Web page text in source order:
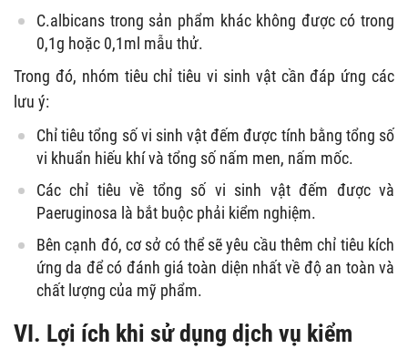
C.albicans trong sản phẩm khác không được có trong
0,1g hoặc 0,1ml mẫu thử.
Trong đó, nhóm tiêu chỉ tiêu vi sinh vật cần đáp ứng các
lưu ý:
Chỉ tiêu tổng số vi sinh vật đếm được tính bằng tổng số
vi khuẩn hiếu khí và tổng số nấm men, nấm mốc.
Các chỉ tiêu về tổng số vi sinh vật đếm được và
Paeruginosa là bắt buộc phải kiểm nghiệm.
Bên cạnh đó, cơ sở có thể sẽ yêu cầu thêm chỉ tiêu kích
ứng da để có đánh giá toàn diện nhất về độ an toàn và
chất lượng của mỹ phẩm.
VI. Lợi ích khi sử dụng dịch vụ kiểm